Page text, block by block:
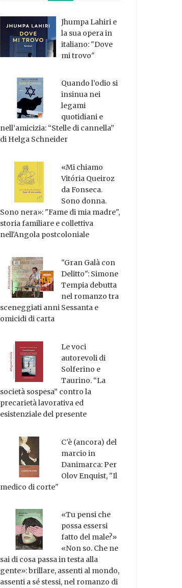
Jhumpa Lahiri e
la sua opera in
italiano: "Dove
mi trovo"
Quando l’odio si
insinua nei
legami
quotidiani e
nell’amicizia: “Stelle di cannella”
di Helga Schneider
«Mi chiamo
Vitória Queiroz
da Fonseca.
Sono donna.
Sono nera»: "Fame di mia madre",
storia familiare e collettiva
nell'Angola postcoloniale
"Gran Galà con
Delitto": Simone
Tempia debutta
nel romanzo tra
sceneggiati anni Sessanta e
omicidi di carta
Le voci
autorevoli di
Solferino e
Taurino. “La
società sospesa” contro la
precarietà lavorativa ed
esistenziale del presente
C'è (ancora) del
marcio in
Danimarca: Per
Olov Enquist, "Il
medico di corte"
«Tu pensi che
possa essersi
fatto del male?»
«Non so. Che ne
sai di cosa passa in testa alla
gente»: brillare, assenti al mondo,
assenti a sé stessi, nel romanzo di